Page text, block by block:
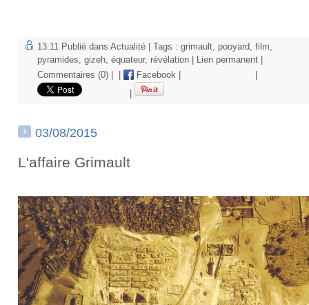
13:11 Publié dans Actualité | Tags : grimault pooyard film
pyramides
gizeh équateur, révélation Lien permanent
Commentaires (0)
Facebook
03/08/2015
L'affaire Grimault